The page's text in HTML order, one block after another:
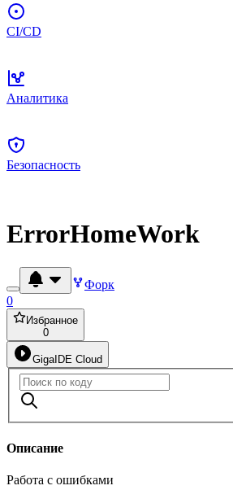
CI/CD
Аналитика
Безопасность
ErrorHomeWork
Форк
0
Избранное
0
GigaIDE Cloud
Описание
Работа с ошибками